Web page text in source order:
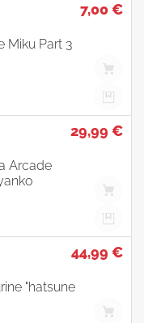
7,00 €
Miku Part 3
29,99 €
Arcade
44,99 €
"hatsune